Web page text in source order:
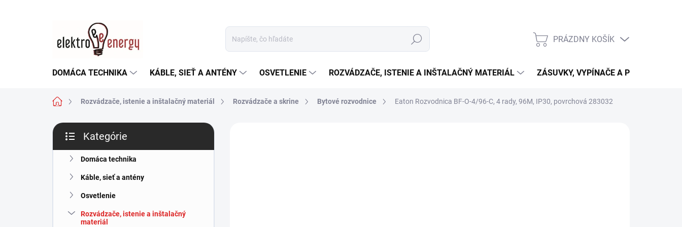
Hľadať
NÁKUPNÝ
PRÁZDNY KOŠÍK
DOMÁCA TECHNIKA KÁBLE, SIEŤ A ANTÉNY OSVETLENIE ROZVÁDZAČE, ISTENIE A INŠTALAČNÝ MATERIÁL ZÁSUVKY, VYPÍNAČE A PRIPOJENIE
DomovRozvádzače, istenie a inštalačný materiál Rozvádzače a skrine Bytové rozvodnice Eaton Rozvodnica BF-O-4/96-C, 4 rady, 96M, IP30, povrchová 283032
B
č
kategórie
Kategórie
Domáca technika
Káble, sieť a antény
Osvetlenie
Rozvádzače, istenie a inštalačný
materiál